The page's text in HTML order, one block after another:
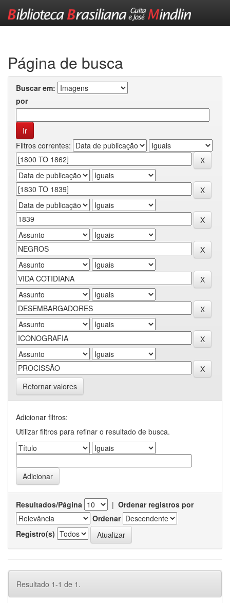
Página de busca
Buscar em:
por
Filtros correntes:
Retornar valores
Adicionar filtros:
Utilizar filtros para refinar o resultado de busca.
Resultados/Página | Ordenar registros por
Ordenar
Registro(s)
Resultado 1-1 de 1.